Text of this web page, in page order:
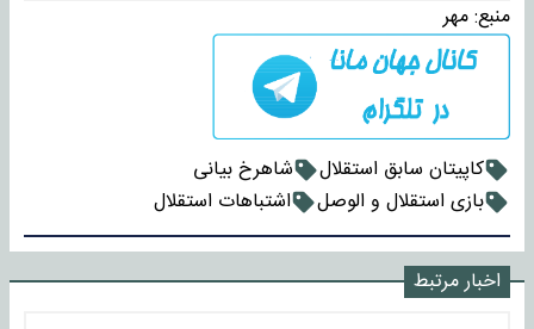
منبع:مهر
کاپیتان سابق استقلال
شاهرخ بیانی
بازی استقلال و الوصل
اشتباهات استقلال
اخبار مرتبط